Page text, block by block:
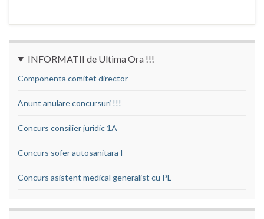
INFORMATII de Ultima Ora !!!
Componenta comitet director
Anunt anulare concursuri !!!
Concurs consilier juridic 1A
Concurs sofer autosanitara I
Concurs asistent medical generalist cu PL